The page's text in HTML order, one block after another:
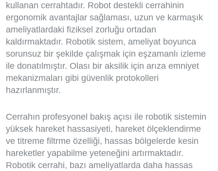
kullanan cerrahtadır. Robot destekli cerrahinin
ergonomik avantajlar sağlaması, uzun ve karmaşık
ameliyatlardaki fiziksel zorluğu ortadan
kaldırmaktadır. Robotik sistem, ameliyat boyunca
sorunsuz bir şekilde çalışmak için eşzamanlı izleme
ile donatılmıştır. Olası bir aksilik için arıza emniyet
mekanizmaları gibi güvenlik protokolleri
hazırlanmıştır.
Cerrahın profesyonel bakış açısı ile robotik sistemin
yüksek hareket hassasiyeti, hareket ölçeklendirme
ve titreme filtrme özelliği, hassas bölgelerde kesin
hareketler yapabilme yeteneğini artırmaktadır.
Robotik cerrahi, bazı ameliyatlarda daha hassas